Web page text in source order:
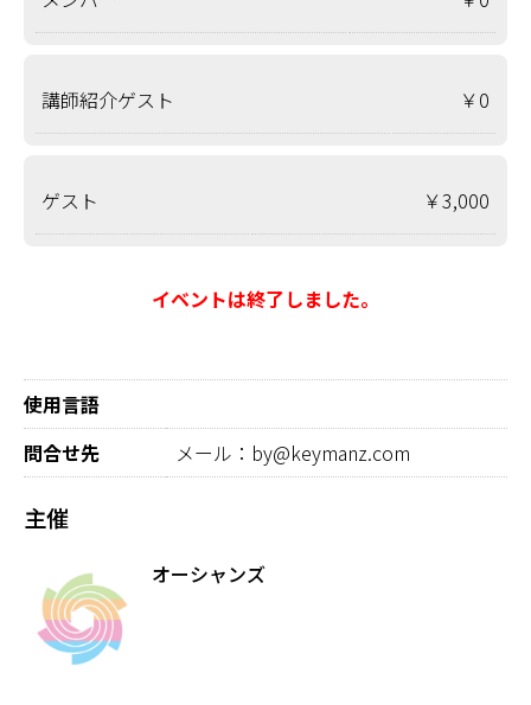
講師紹介ゲスト ￥0
ゲスト ￥3,000
イベントは終了しました。
使用言語
問合せ先
メール：by@keymanz.com
主催
オーシャンズ